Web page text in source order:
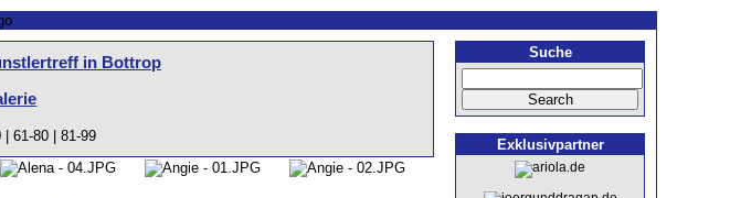
Suche
Exklusivpartner
in Bottrop
|61-80 |81-99